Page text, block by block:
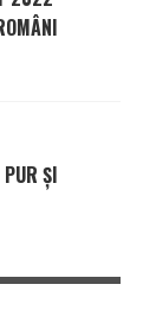
ȘI